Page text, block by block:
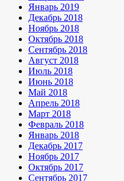
Январь 2019
Декабрь 2018
Ноябрь 2018
Октябрь 2018
Сентябрь 2018
Август 2018
Июль 2018
Июнь 2018
Май 2018
Апрель 2018
Март 2018
Февраль 2018
Январь 2018
Декабрь 2017
Ноябрь 2017
Октябрь 2017
Сентябрь 2017